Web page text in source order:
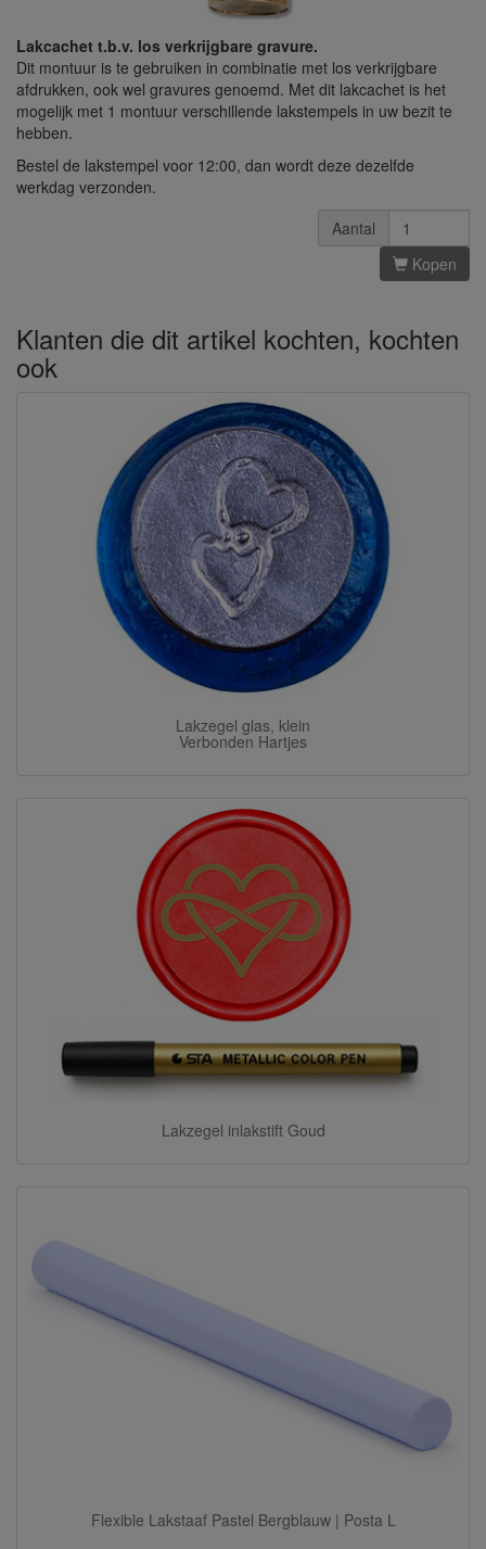
Lakcachet t.b.v. los verkrijgbare gravure.
Dit montuur is te gebruiken in combinatie met los verkrijgbare
afdrukken, ook wel gravures genoemd. Met dit lakcachet is het
mogelijk met 1 montuur verschillende lakstempels in uw bezit te
hebben.
Bestel de lakstempel voor 12:00, dan wordt deze dezelfde
werkdag verzonden.
Aantal
Kopen
Klanten die dit artikel kochten, kochten
ook
Lakzegel glas, klein
Verbonden Hartjes
Lakzegel inlakstift Goud
Flexible Lakstaaf Pastel Bergblauw | Posta L